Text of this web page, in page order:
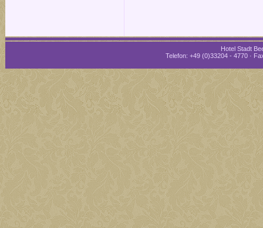
Hotel Stadt
Telefon: +49 (0)33204 - 4770 ·